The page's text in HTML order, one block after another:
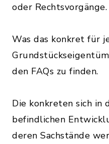
oder Rechtsvorgänge.
Was das konkret für
den FAQs zu finden.
Die konkreten sich in
befindlichen
deren Sachstände